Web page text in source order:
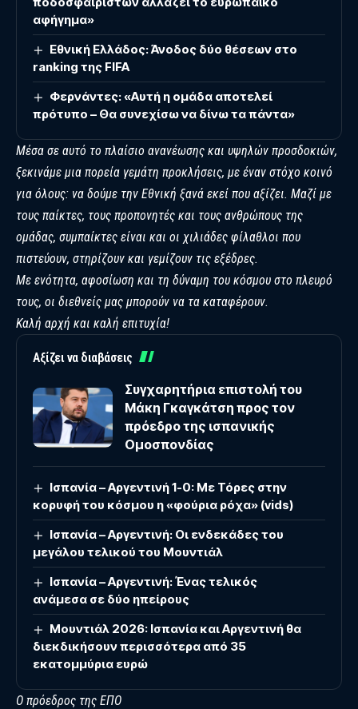
αφήγημα»
Εθνική Ελλάδος: Άνοδος δύο θέσεων στο
ranking της FIFA
Φερνάντες: «Αυτή η ομάδα αποτελεί
πρότυπο – Θα συνεχίσω να δίνω τα πάντα»
Μέσα σε αυτό το πλαίσιο ανανέωσης και υψηλών προσδοκιών,
ξεκινάμε μια πορεία γεμάτη προκλήσεις, με έναν στόχο κοινό
για όλους: να δούμε την Εθνική ξανά εκεί που αξίζει. Μαζί με
τους παίκτες, τους προπονητές και τους ανθρώπους της
ομάδας, συμπαίκτες είναι και οι χιλιάδες φίλαθλοι που
πιστεύουν, στηρίζουν και γεμίζουν τις εξέδρες.
Με ενότητα, αφοσίωση και τη δύναμη του κόσμου στο πλευρό
τους, οι διεθνείς μας μπορούν να τα καταφέρουν.
Καλή αρχή και καλή επιτυχία!
Αξίζει να διαβάσεις
Συγχαρητήρια επιστολή του
Μάκη Γκαγκάτση προς τον
πρόεδρο της ισπανικής
Ομοσπονδίας
Ισπανία – Αργεντινή 1-0: Με Τόρες στην
κορυφή του κόσμου η «φούρια ρόχα» (vids)
Ισπανία – Αργεντινή: Οι ενδεκάδες του
μεγάλου τελικού του Μουντιάλ
Ισπανία – Αργεντινή: Ένας τελικός
ανάμεσα σε δύο ηπείρους
Μουντιάλ 2026: Ισπανία και Αργεντινή θα
διεκδικήσουν περισσότερα από 35
εκατομμύρια ευρώ
Ο πρόεδρος της ΕΠΟ